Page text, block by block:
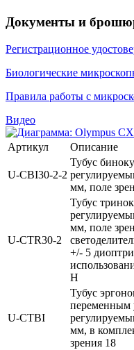
Документы и
Регистрационное
Биологические
Правила работы с
Видео
Артикул Описание
U‑CBI30‑2‑2
Тубус
мм, поле
U‑CTR30‑2
Тубус
мм, поле
+/- 5
H
U‑CTBI
Тубус
переменным
мм, в
зрения 18